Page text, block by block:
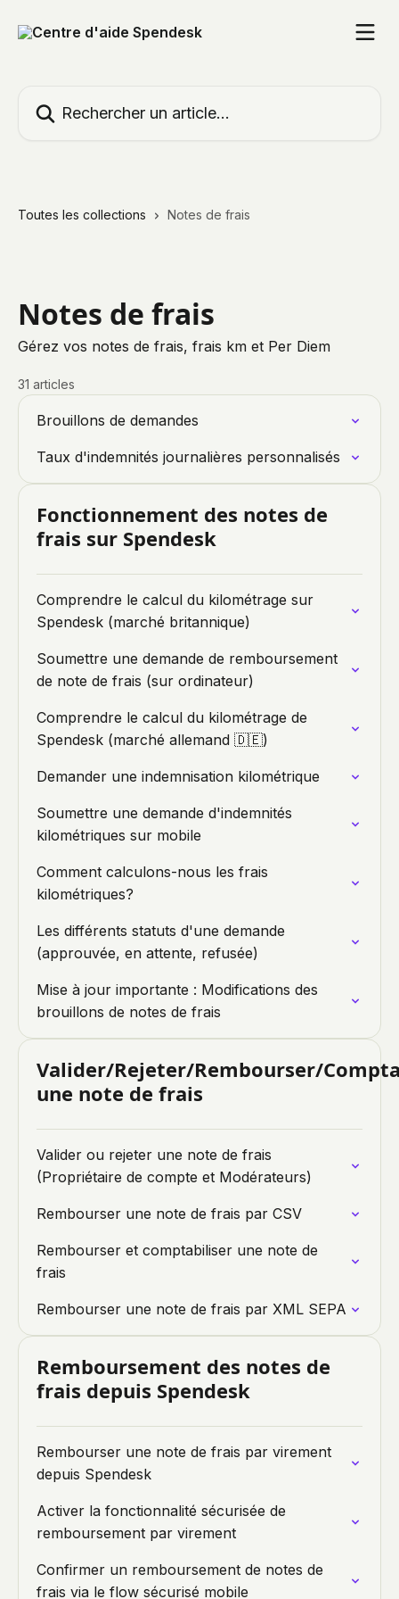
Toutes les collections Notes de frais
Notes de frais
Gérez vos notes de frais, frais km et Per Diem
31 articles
Brouillons de demandes
Taux d'indemnités journalières personnalisés
Fonctionnement des notes de
frais sur Spendesk
Comprendre le calcul du kilométrage sur
Spendesk (marché britannique)
Soumettre une demande de remboursement
de note de frais (sur ordinateur)
Comprendre le calcul du kilométrage de
Spendesk (marché allemand 🇩🇪)
Demander une indemnisation kilométrique
Soumettre une demande d'indemnités
kilométriques sur mobile
Comment calculons-nous les frais
kilométriques?
Les différents statuts d'une demande
(approuvée, en attente, refusée)
Mise à jour importante : Modifications des
brouillons de notes de frais
Valider/Rejeter/Rembourser/
une note de frais
Valider ou rejeter une note de frais
(Propriétaire de compte et Modérateurs)
Rembourser une note de frais par CSV
Rembourser et comptabiliser une note de
frais
Rembourser une note de frais par XML SEPA
Remboursement des notes de
frais depuis Spendesk
Rembourser une note de frais par virement
depuis Spendesk
Activer la fonctionnalité sécurisée de
remboursement par virement
Confirmer un remboursement de notes de
frais via le flow sécurisé mobile